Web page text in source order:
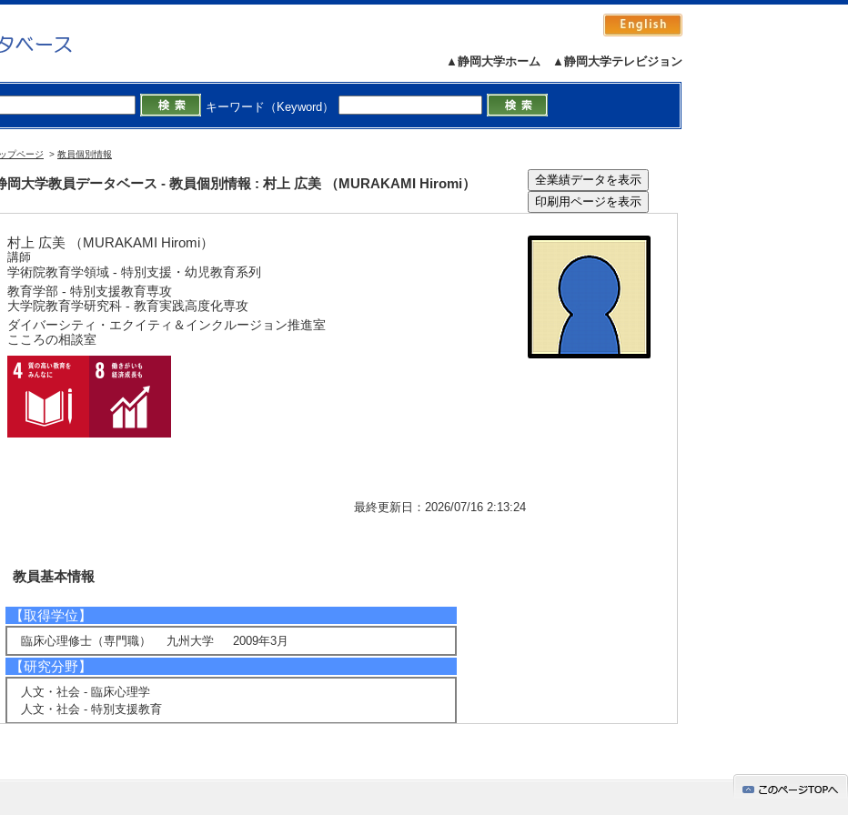
▲静岡大学テレビジョン
▲静岡大学ホーム
キーワード（Keyword）
プページ > 教員個別情報
岡大学教員データベース - 教員個別情報 : 村上 広美 （MURAKAMI Hiromi）
村上 広美 （MURAKAMI Hiromi）
講師
学術院教育学領域 - 特別支援・幼児教育系列
教育学部 - 特別支援教育専攻
大学院教育学研究科 - 教育実践高度化専攻
ダイバーシティ・エクイティ＆インクルージョン推進室
こころの相談室
最終更新日：2026/07/16 2:13:24
教員基本情報
【取得学位】
臨床心理修士（専門職） 九州大学 2009年3月
【研究分野】
人文・社会 - 臨床心理学
人文・社会 - 特別支援教育
精神障害